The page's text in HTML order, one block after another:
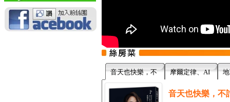
音天也快樂，不 摩爾定律、AI
音天也快樂，不